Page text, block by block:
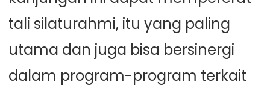
tali silaturahmi, itu yang paling
utama dan juga bisa bersinergi
dalam program-program terkait